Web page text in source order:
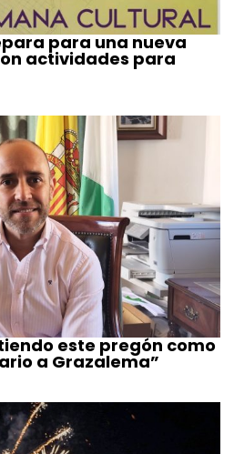
para una nueva
actividades para
este pregón como
a Grazalema”